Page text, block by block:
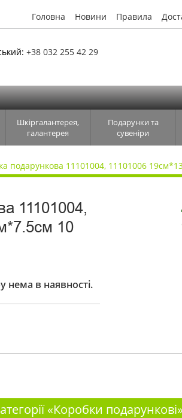
Головна Новини Правила
+38 032 255 42 29
Шкіргалантерея,
галантерея
Подарунки та
сувеніри
подарункова 11101004, 11101006
11101004,
10
нема в наявності.
«Коробки